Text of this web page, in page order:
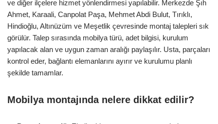
ve diğer ilçelere hizmet yönlendirmesi yapılabilir. Merkezde Şıh
Ahmet, Karaali, Canpolat Paşa, Mehmet Abdi Bulut, Tırıklı,
Hindioğlu, Altınüzüm ve Meşetlik çevresinde montaj talepleri sık
görülür. Talep sırasında mobilya türü, adet bilgisi, kurulum
yapılacak alan ve uygun zaman aralığı paylaşılır. Usta, parçaları
kontrol eder, bağlantı elemanlarını ayırır ve kurulumu planlı
şekilde tamamlar.
Mobilya montajında nelere dikkat edilir?